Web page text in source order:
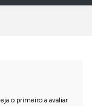
o primeiro a avaliar